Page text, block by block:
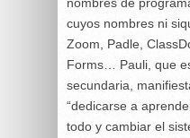
cuyos nombres ni
Zoom, Padle,
Forms… Pauli, que
secundaria,
“dedicarse a
todo y cambiar el